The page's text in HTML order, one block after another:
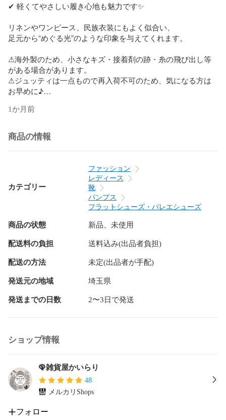
✔︎ 軽くてやさしい履き心地も魅力です✨
リネンやワンピース、民族衣装にもよく似合い、
足元から“めぐる光”のような印象を与えてくれます。
⚠海外製のため、小さなキズ・接着剤の跡・糸の飛び出し等
がある場合があります。
⚠ジュッティは一点もので再入荷不可のため、気になる方は
お早めに♪
#ジュッティ #刺繍シューズ #フラットパンプス #カシーダ刺
1か月前
商品の情報
カテゴリー
ファッション
レディース
靴
パンプス
フラットシューズ・バレエシューズ
商品の状態 新品、未使用
配送料の負担 送料込み(出品者負担)
配送の方法 未定(出品者が手配)
発送元の地域 埼玉県
発送までの日数 2〜3日で発送
ショップ情報
🦚雑貨屋かいらり
48
メルカリShops
フォロー